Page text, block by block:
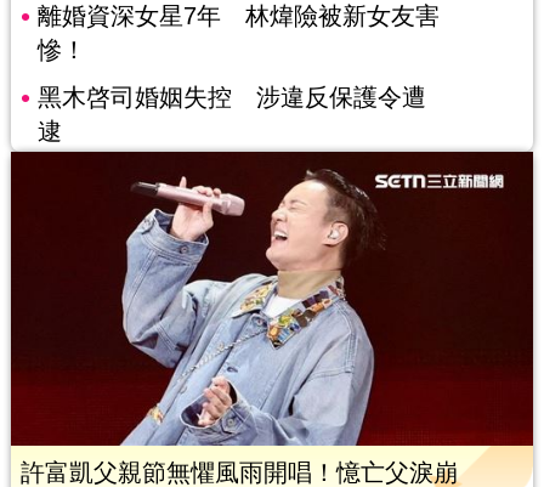
離婚資深女星7年 林煒險被新女友害
慘！
黑木啓司婚姻失控 涉違反保護令遭
逮
許富凱父親節無懼風雨開唱！憶亡父淚崩